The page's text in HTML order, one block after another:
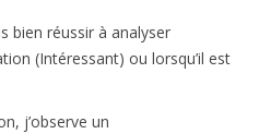
bien réussir à analyser
(Intéressant) ou lorsqu’il est
j’observe un